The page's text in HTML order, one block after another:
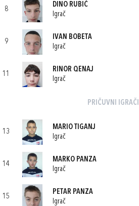
8
DINO RUBIĆ
Igrač
9
IVAN BOBETA
Igrač
11
RINOR QENAJ
Igrač
PRIČUVNI IGRAČI
13
MARIO TIGANJ
Igrač
14
MARKO PANZA
Igrač
15
PETAR PANZA
Igrač